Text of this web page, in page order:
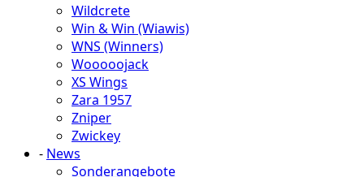
Wildcrete
Win & Win (Wiawis)
WNS (Winners)
Wooooojack
XS Wings
Zara 1957
Zniper
Zwickey
- News
Sonderangebote